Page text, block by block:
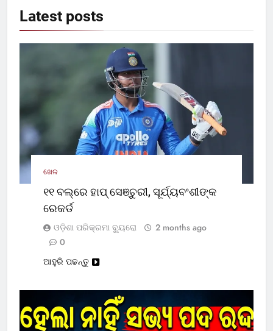
Latest posts
ଖେଳ
୧୧ ବଲ୍‌ରେ ହାପ୍ ସେଞ୍ଚୁରୀ, ସୂର୍ଯ୍ୟବଂଶୀଙ୍କ
ରେକର୍ଡ
ଓଡ଼ିଶା ପରିକ୍ରମା ବ୍ୟୁରୋ
2 months ago
0
ଆହୁରି ପଢନ୍ତୁ